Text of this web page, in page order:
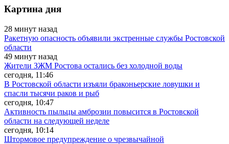
Картина дня
28 минут назад
Ракетную опасность объявили экстренные службы Ростовской
области
49 минут назад
Жители ЗЖМ Ростова остались без холодной воды
сегодня, 11:46
В Ростовской области изъяли браконьерские ловушки и
спасли тысячи раков и рыб
сегодня, 10:47
Активность пыльцы амброзии повысится в Ростовской
области на следующей неделе
сегодня, 10:14
Штормовое предупреждение о чрезвычайной